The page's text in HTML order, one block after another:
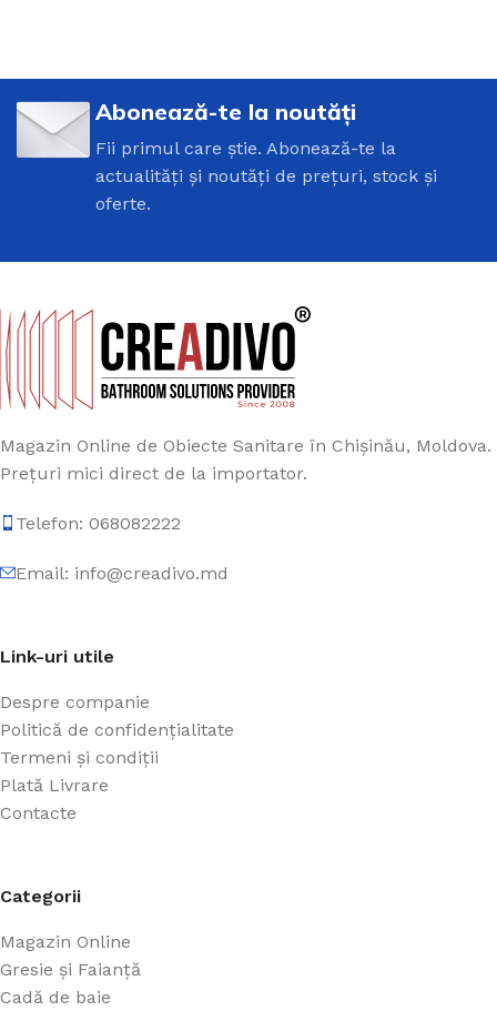
Abonează-te la noutăți
Fii primul care știe. Abonează-te la
actualități și noutăți de prețuri, stock și
oferte.
Magazin Online de Obiecte Sanitare în Chișinău, Moldova.
Prețuri mici direct de la importator.
Telefon: 068082222
Email: info@creadivo.md
Link-uri utile
Despre companie
Politică de confidențialitate
Termeni și condiții
Plată Livrare
Contacte
Categorii
Magazin Online
Gresie și Faianță
Cadă de baie